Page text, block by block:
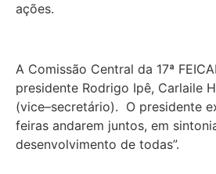
ações.
A Comissão Central da 17ª
presidente Rodrigo Ipê, Carlaile
(vice–secretário). O presidente
feiras andarem juntos, em
desenvolvimento de todas”.